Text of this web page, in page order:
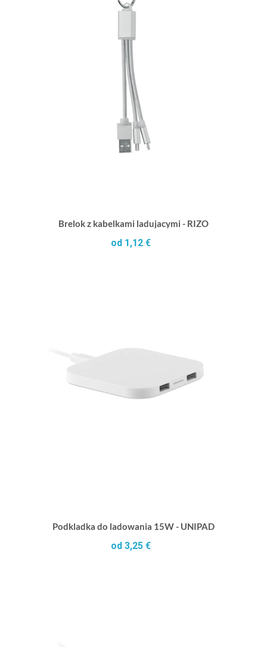
Brelok z kabelkami ladujacymi - RIZO
od 1,12 €
Podkladka do ladowania 15W - UNIPAD
od 3,25 €